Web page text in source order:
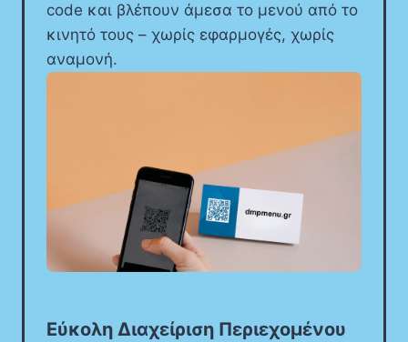
code και βλέπουν άμεσα το μενού από το
κινητό τους – χωρίς εφαρμογές, χωρίς
αναμονή.
Εύκολη Διαχείριση Περιεχομένου